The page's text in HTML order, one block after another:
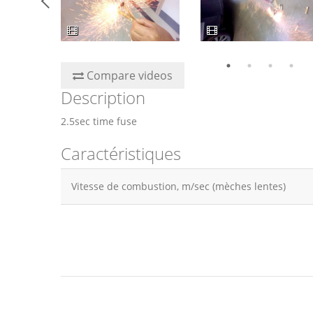
Compare videos
Description
2.5sec time fuse
Caractéristiques
Vitesse de combustion, m/sec (mèches lentes)